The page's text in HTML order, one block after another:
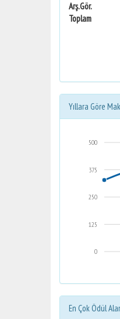
Arş.Gör.
Toplam
Yıllara Göre
0
125
250
375
500
En Çok Ödül